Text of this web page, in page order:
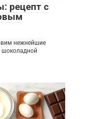
рецепт с
нежнейшие
шоколадной